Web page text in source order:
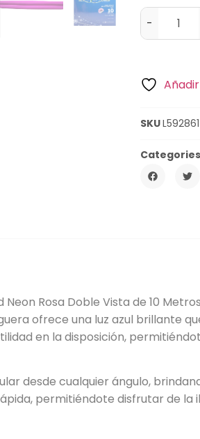
-
SKUL592861
Categories
Rosa Doble Vista de 10
ofrece una luz azul brillante
en la disposición,
desde cualquier ángulo,
permitiéndote disfrutar de la